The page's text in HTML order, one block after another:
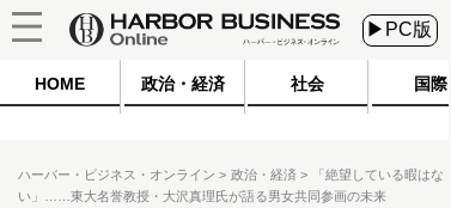
▶PC版
HOME 政治・経済 社会 国際
ハーバー・ビジネス・オンライン 政治・経済
「絶望している暇はな
い」……東大名誉教授・大沢真理氏が語る男女共同参画の未来